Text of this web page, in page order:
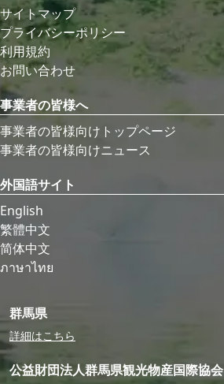
サイトマップ
プライバシーポリシー
利用規約
お問い合わせ
事業者の皆様へ
事業者の皆様向けトップページ
事業者の皆様向けニュース
外国語サイト
English
繁體中文
简体中文
ภาษาไทย
群馬県
詳細はこちら
公益財団法人群馬県観光物産国際協会